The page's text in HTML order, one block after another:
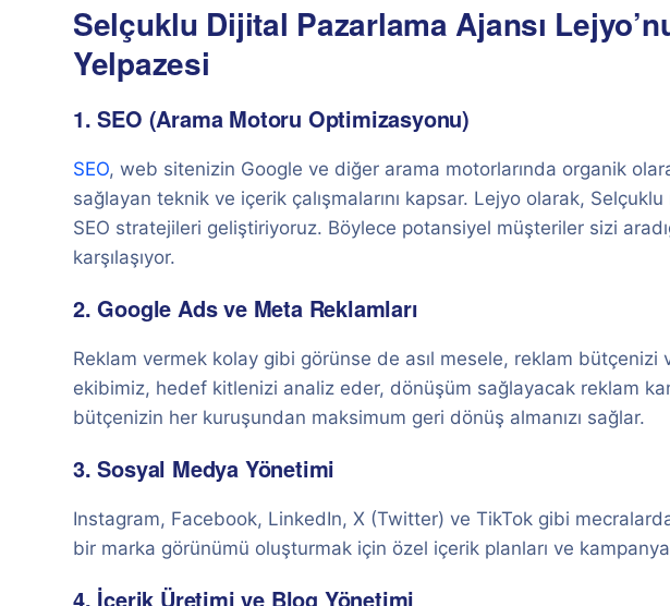
Selçuklu Dijital Pazarlama Ajansı
Yelpazesi
1. SEO (Arama Motoru Optimizasyonu)
SEO, web sitenizin Google ve diğer arama motorlarında organik
sağlayan teknik ve içerik çalışmalarını kapsar. Lejyo olarak,
SEO stratejileri geliştiriyoruz. Böylece potansiyel müşteriler sizi
karşılaşıyor.
2. Google Ads ve Meta Reklamları
Reklam vermek kolay gibi görünse de asıl mesele, reklam bütçenizi
ekibimiz, hedef kitlenizi analiz eder, dönüşüm sağlayacak reklam
bütçenizin her kuruşundan maksimum geri dönüş almanızı sağlar.
3. Sosyal Medya Yönetimi
Instagram, Facebook, LinkedIn, X (Twitter) ve TikTok gibi
bir marka görünümü oluşturmak için özel içerik planları ve
4. İçerik Üretimi ve Blog Yönetimi